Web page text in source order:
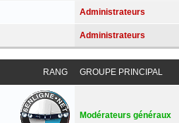
Administrateurs
Administrateurs
RANG GROUPE PRINCIPAL
Modérateurs généraux